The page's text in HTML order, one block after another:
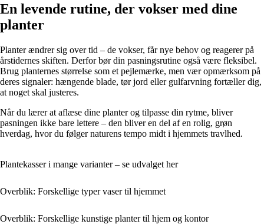
En levende rutine, der vokser med dine
planter
Planter ændrer sig over tid – de vokser, får nye behov og reagerer på
årstidernes skiften. Derfor bør din pasningsrutine også være fleksibel.
Brug planternes størrelse som et pejlemærke, men vær opmærksom på
deres signaler: hængende blade, tør jord eller gulfarvning fortæller dig,
at noget skal justeres.
Når du lærer at aflæse dine planter og tilpasse din rytme, bliver
pasningen ikke bare lettere – den bliver en del af en rolig, grøn
hverdag, hvor du følger naturens tempo midt i hjemmets travlhed.
Plantekasser i mange varianter – se udvalget her
Overblik: Forskellige typer vaser til hjemmet
Overblik: Forskellige kunstige planter til hjem og kontor